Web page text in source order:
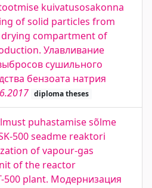
kuivatusosakonna
of solid particles from
compartment of
Улавливание
сушильного
бензоата натрия
diploma theses
puhastamise sõlme
500 seadme reaktori
of vapour-gas
of the reactor
500 plant. Модернизация